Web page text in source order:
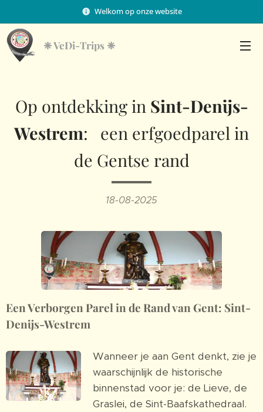
Welkom op onze website
❈VeDi-Trips ❈
Op ontdekking in Sint-Denijs-
Westrem: een erfgoedparel in
de Gentse rand
18-08-2025
Een Verborgen Parel in de Rand van Gent: Sint-
Denijs-Westrem
Wanneer je aan Gent denkt, zie je
waarschijnlijk de historische
binnenstad voor je: de Lieve, de
Graslei, de Sint-Baafskathedraal.